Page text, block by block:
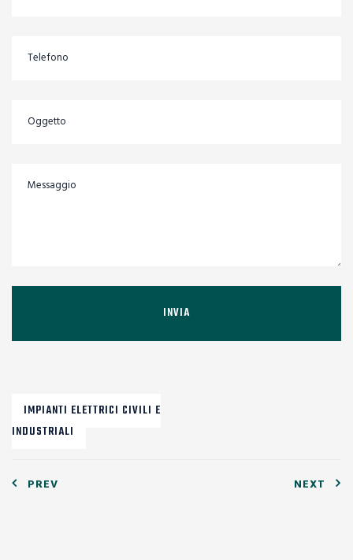
IMPIANTI ELETTRICI CIVILI E
INDUSTRIALI
Navigazione
PREV NEXT